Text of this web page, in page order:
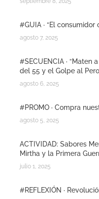
#GUIA · “El consumidor
agosto 7, 2025
#SECUENCIA · “Maten
del 55 y el Golpe al
agosto 6, 2025
#PROMO · Compra
agosto 5, 2025
ACTIVIDAD: Sabores
Mirtha y la Primera
julio 1, 2025
#REFLEXIÓN ·